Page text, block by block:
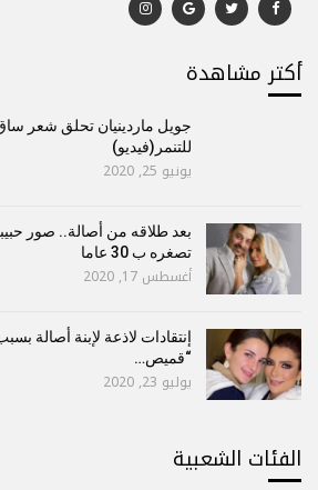
أكتر مشاهدة
جويل ماردينيان تحلق شعر ساق
للتنمر(فيديو)
يونيو 25, 2020
بعد طلاقه من أصالة.. صور
تصغره ب 30 عاما
أغسطس 17, 2020
إنتقادات لاذعة لإبنة أصالة
“قميص…
يوليو 23, 2020
الفئات الشعبية